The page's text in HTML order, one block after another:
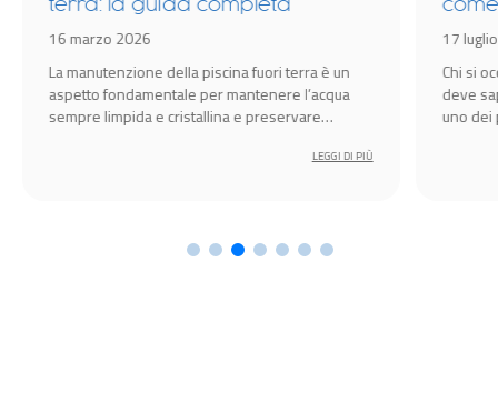
terra: la guida completa
16 marzo 2026
La manutenzione della piscina fuori terra è un
aspetto fondamentale per mantenere l’acqua
sempre limpida e cristallina e preservare
LEGGI DI PIÙ
17
Chi si
deve
uno dei